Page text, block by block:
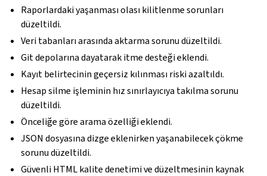
Raporlardaki yaşanması olası kilitlenme sorunları
düzeltildi.
Veri tabanları arasında aktarma sorunu düzeltildi.
Git depolarına dayatarak itme desteği eklendi.
Kayıt belirtecinin geçersiz kılınması riski azaltıldı.
Hesap silme işleminin hız sınırlayıcıya takılma sorunu
düzeltildi.
Önceliğe göre arama özelliği eklendi.
JSON dosyasına dizge eklenirken yaşanabilecek çökme
sorunu düzeltildi.
Güvenli HTML kalite denetimi ve düzeltmesinin kaynak